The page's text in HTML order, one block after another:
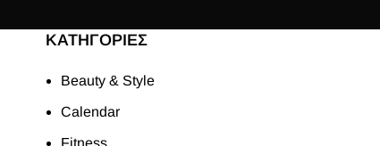
KΑΤΗΓΟΡΊΕΣ
Beauty & Style
Calendar
Fitness